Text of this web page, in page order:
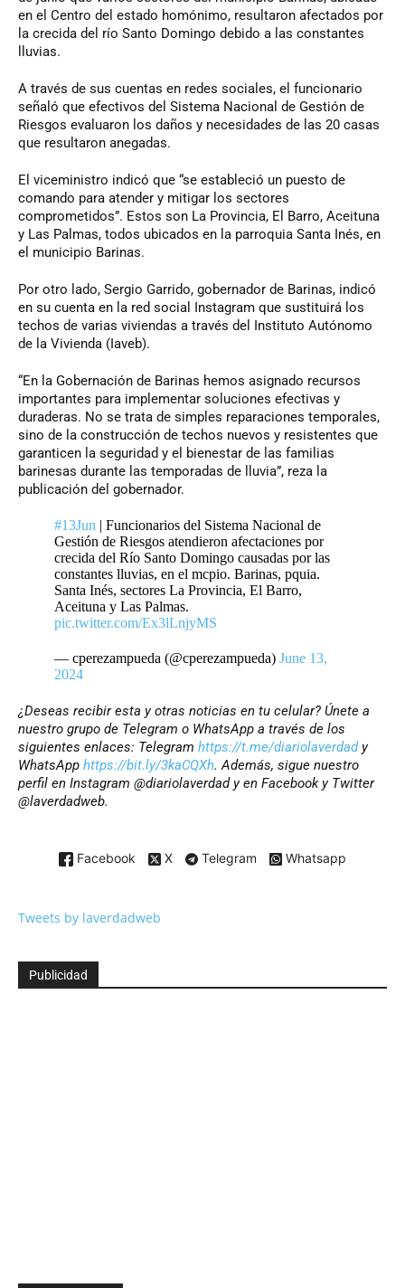
en el Centro del estado homónimo, resultaron afectados por
la crecida del río Santo Domingo debido a las constantes
lluvias.
A través de sus cuentas en redes sociales, el funcionario
señaló que efectivos del Sistema Nacional de Gestión de
Riesgos evaluaron los daños y necesidades de las 20 casas
que resultaron anegadas.
El viceministro indicó que “se estableció un puesto de
comando para atender y mitigar los sectores
comprometidos”. Estos son La Provincia, El Barro, Aceituna
y Las Palmas, todos ubicados en la parroquia Santa Inés, en
el municipio Barinas.
Por otro lado, Sergio Garrido, gobernador de Barinas, indicó
en su cuenta en la red social Instagram que sustituirá los
techos de varias viviendas a través del Instituto Autónomo
de la Vivienda (Iaveb).
“En la Gobernación de Barinas hemos asignado recursos
importantes para implementar soluciones efectivas y
duraderas. No se trata de simples reparaciones temporales,
sino de la construcción de techos nuevos y resistentes que
garanticen la seguridad y el bienestar de las familias
barinesas durante las temporadas de lluvia”, reza la
publicación del gobernador.
#13Jun | Funcionarios del Sistema Nacional de
Gestión de Riesgos atendieron afectaciones por
crecida del Río Santo Domingo causadas por las
constantes lluvias, en el mcpio. Barinas, pquia.
Santa Inés, sectores La Provincia, El Barro,
Aceituna y Las Palmas.
pic.twitter.com/Ex3lLnjyMS
— cperezampueda (@cperezampueda) June 13,
2024
¿Deseas recibir esta y otras noticias en tu celular? Únete a
nuestro grupo de Telegram o WhatsApp a través de los
siguientes enlaces: Telegram https://t.me/diariolaverdady
WhatsApp https://bit.ly/3kaCQXh. Además, sigue nuestro
perfil en Instagram @diariolaverdad y en Facebook y Twitter
@laverdadweb.
Facebook X Telegram Whatsapp
Tweets by laverdadweb
Publicidad